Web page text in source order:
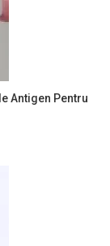
Antigen Pentru